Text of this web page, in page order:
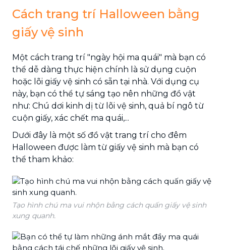
Cách trang trí Halloween bằng
giấy vệ sinh
Một cách trang trí "ngày hội ma quái" mà bạn có
thể dễ dàng thực hiện chính là sử dụng cuộn
hoặc lõi giấy vệ sinh có sẵn tại nhà. Với dụng cụ
này, bạn có thể tự sáng tạo nên những đồ vật
như: Chú dơi kinh dị từ lõi vệ sinh, quả bí ngô từ
cuộn giấy, xác chết ma quái,...
Dưới đây là một số đồ vật trang trí cho đêm
Halloween được làm từ giấy vệ sinh mà bạn có
thể tham khảo:
Tạo hình chú ma vui nhộn bằng cách quấn giấy vệ sinh
xung quanh.